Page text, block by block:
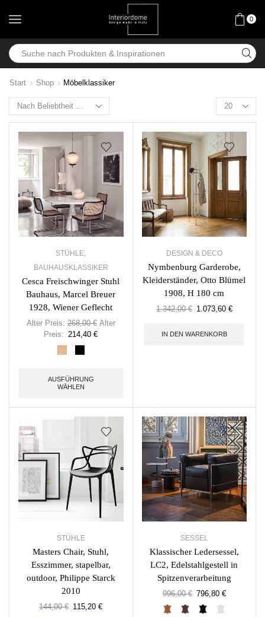
0
Start Shop Möbelklassiker
STÜHLE,
BAUHAUSKLASSIKER
Cesca Freischwinger Stuhl
Bauhaus, Marcel Breuer
1928, Wiener Geflecht
Alter Preis: 268,00€ Alter
Preis: 214,40€
AUSFÜHRUNG
WÄHLEN
DESIGN & DECO
Nymbenburg Garderobe,
Kleiderständer, Otto Blümel
1908, H 180 cm
1.342,00€ 1.073,60 €
IN DEN WARENKORB
STÜHLE
Masters Chair, Stuhl,
Esszimmer, stapelbar,
outdoor, Philippe Starck
2010
144,00€ 115,20€
SESSEL
Klassischer Ledersessel,
LC2, Edelstahlgestell in
Spitzenverarbeitung
996,00€ 796,80 €